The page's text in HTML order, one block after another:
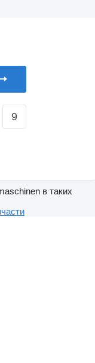
9
в таких